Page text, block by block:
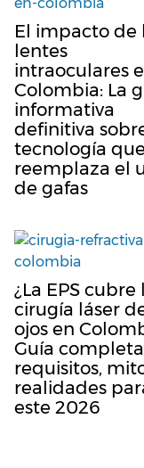
El impacto de
lentes
intraoculares
Colombia: La
informativa
definitiva
tecnología que
reemplaza el
de gafas
¿La EPS cubre
cirugía láser
ojos en
Guía
requisitos,
realidades
este 2026